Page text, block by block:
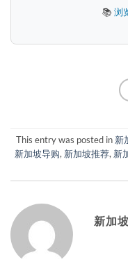
📚 浏
This entry was posted in 新
新加坡导购, 新加坡推荐, 新
新加